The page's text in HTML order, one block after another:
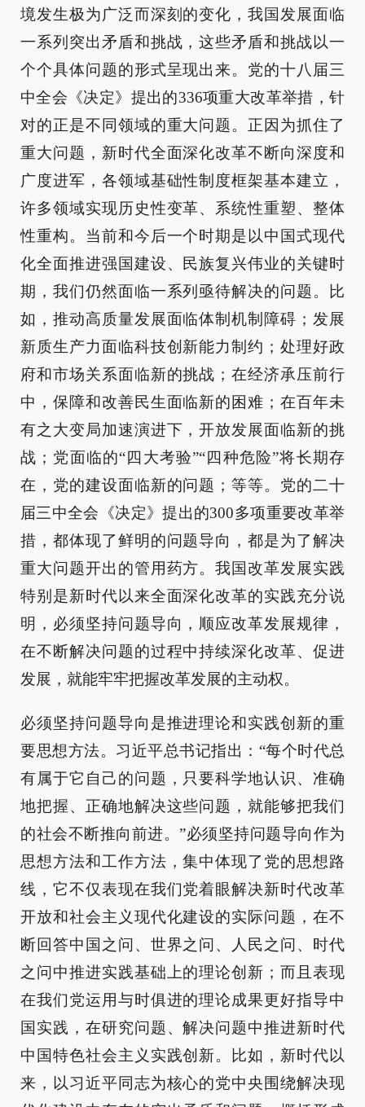
境发生极为广泛而深刻的变化，我国发展面临
一系列突出矛盾和挑战，这些矛盾和挑战以一
个个具体问题的形式呈现出来。党的十八届三
中全会《决定》提出的336项重大改革举措，针
对的正是不同领域的重大问题。正因为抓住了
重大问题，新时代全面深化改革不断向深度和
广度进军，各领域基础性制度框架基本建立，
许多领域实现历史性变革、系统性重塑、整体
性重构。当前和今后一个时期是以中国式现代
化全面推进强国建设、民族复兴伟业的关键时
期，我们仍然面临一系列亟待解决的问题。比
如，推动高质量发展面临体制机制障碍；发展
新质生产力面临科技创新能力制约；处理好政
府和市场关系面临新的挑战；在经济承压前行
中，保障和改善民生面临新的困难；在百年未
有之大变局加速演进下，开放发展面临新的挑
战；党面临的“四大考验”“四种危险”将长期存
在，党的建设面临新的问题；等等。党的二十
届三中全会《决定》提出的300多项重要改革举
措，都体现了鲜明的问题导向，都是为了解决
重大问题开出的管用药方。我国改革发展实践
特别是新时代以来全面深化改革的实践充分说
明，必须坚持问题导向，顺应改革发展规律，
在不断解决问题的过程中持续深化改革、促进
发展，就能牢牢把握改革发展的主动权。
必须坚持问题导向是推进理论和实践创新的重
要思想方法。习近平总书记指出：“每个时代总
有属于它自己的问题，只要科学地认识、准确
地把握、正确地解决这些问题，就能够把我们
的社会不断推向前进。”必须坚持问题导向作为
思想方法和工作方法，集中体现了党的思想路
线，它不仅表现在我们党着眼解决新时代改革
开放和社会主义现代化建设的实际问题，在不
断回答中国之问、世界之问、人民之问、时代
之问中推进实践基础上的理论创新；而且表现
在我们党运用与时俱进的理论成果更好指导中
国实践，在研究问题、解决问题中推进新时代
中国特色社会主义实践创新。比如，新时代以
来，以习近平同志为核心的党中央围绕解决现